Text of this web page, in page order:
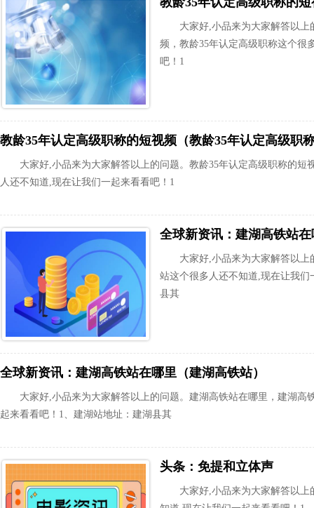
大家好,小品来为大家解答以
频，教龄35年认定高级职称这个很
吧！1
教龄35年认定高级职称的短视频（教龄35年认定高级职
大家好,小品来为大家解答以上的问题。教龄35年认定高级职称的短
人还不知道,现在让我们一起来看看吧！1
全球新资讯：建湖高铁站
大家好,小品来为大家解答以
站这个很多人还不知道,现在让我
县其
全球新资讯：建湖高铁站在哪里（建湖高铁站）
大家好,小品来为大家解答以上的问题。建湖高铁站在哪里，建湖高
起来看看吧！1、建湖站地址：建湖县其
头条：免提和立体声
大家好,小品来为大家解答以